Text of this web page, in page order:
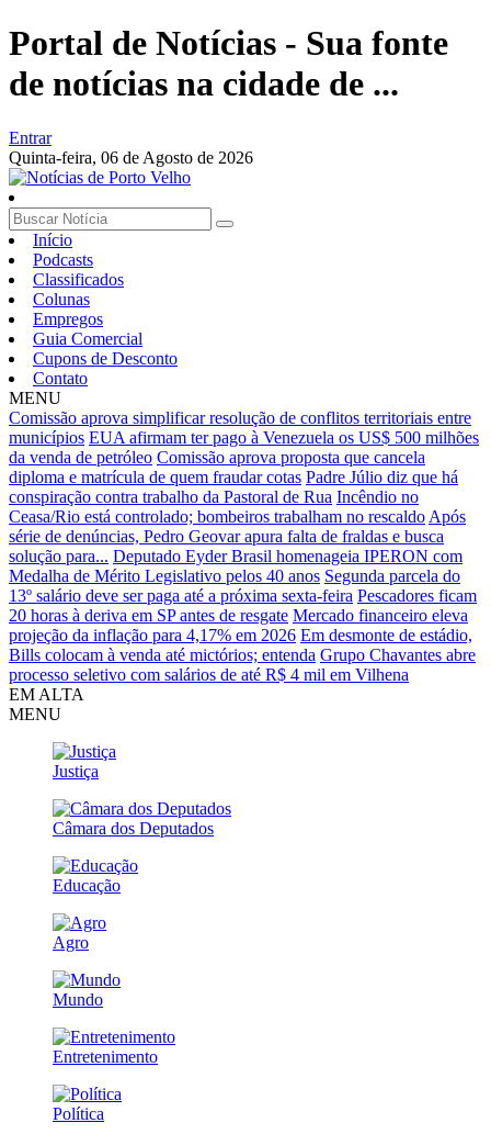
Portal de Notícias - Sua fonte
de notícias na cidade de ...
Entrar
Quinta-feira, 06 de Agosto de 2026
Início
Podcasts
Classificados
Colunas
Empregos
Guia Comercial
Cupons de Desconto
Contato
MENU
Comissão aprova simplificar resolução de conflitos territoriais entre
municípios EUA afirmam ter pago à Venezuela os US$ 500 milhões
da venda de petróleo Comissão aprova proposta que cancela
diploma e matrícula de quem fraudar cotas Padre Júlio diz que há
conspiração contra trabalho da Pastoral de Rua Incêndio no
Ceasa/Rio está controlado; bombeiros trabalham no rescaldo Após
série de denúncias, Pedro Geovar apura falta de fraldas e busca
solução para... Deputado Eyder Brasil homenageia IPERON com
Medalha de Mérito Legislativo pelos 40 anos Segunda parcela do
13º salário deve ser paga até a próxima sexta-feira Pescadores ficam
20 horas à deriva em SP antes de resgate Mercado financeiro eleva
projeção da inflação para 4,17% em 2026 Em desmonte de estádio,
Bills colocam à venda até mictórios; entenda Grupo Chavantes abre
processo seletivo com salários de até R$ 4 mil em Vilhena
EM ALTA
MENU
Justiça
Câmara dos Deputados
Educação
Agro
Mundo
Entretenimento
Política